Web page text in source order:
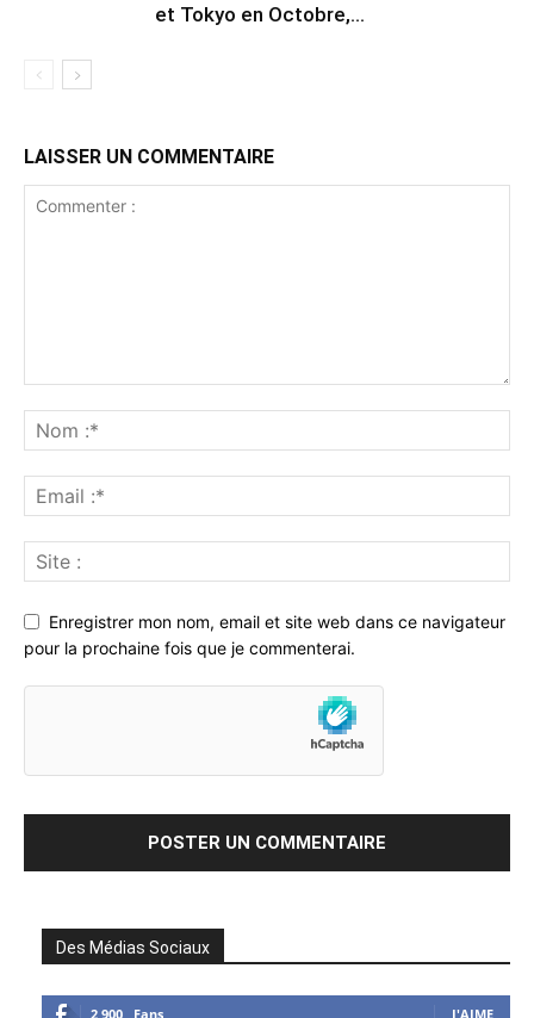
et Tokyo en Octobre,...
LAISSER UN COMMENTAIRE
Enregistrer mon nom, email et site web dans ce navigateur
pour la prochaine fois que je commenterai.
Des Médias Sociaux
2,900 Fans J'AIME